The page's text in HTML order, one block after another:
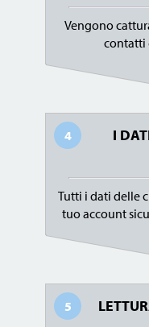
Vengono
contatti
4
I
Tutti i dati delle
tuo account
5